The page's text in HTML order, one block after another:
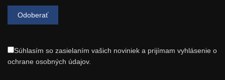
Súhlasím so zasielaním vašich noviniek a prijímam vyhlásenie o
ochrane osobných údajov.